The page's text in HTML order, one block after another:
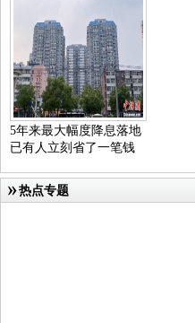
5年来最大幅度降息落地
已有人立刻省了一笔钱
热点专题